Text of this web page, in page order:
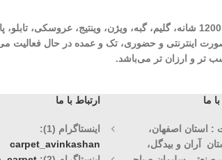
شرکت مهرآوران فیض کاشان در زمینه تولید انواع فرش‌های ماشینی نظیر طرح 700 شانه، 700 شانه، 1000 شانه،
در عرضه اجناس با کیفیت به صورت اینترنتی و حضوری، تک و عمده
تر و ارزان تر می‌باشد.
ما
استان اصفهان،
آران و بیدگل،
ارتباط با ما
اینستاگرام (1):
carpet_avinkashan